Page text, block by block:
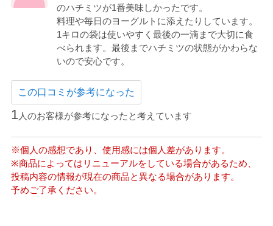
のハチミツが1番美味しかったです。
料理や毎日のヨーグルトに添えたりしています。
1キロの袋は使いやすく最後の一滴まで大切に食
べられます。最後までハチミツの状態がかわらな
いので安心です。
この口コミが参考になった
1 人のお客様が参考になったと考えています
※個人の感想であり、使用感には個人差があります。
※商品によってはリニューアルをしている場合があるため、
投稿内容の情報が現在の商品と異なる場合があります。
予めご了承ください。